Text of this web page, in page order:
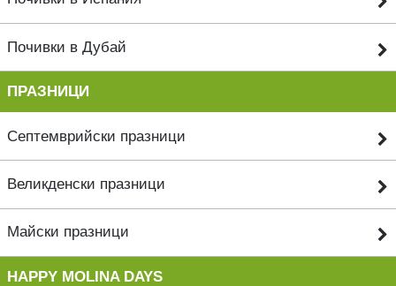
Почивки в Дубай
ПРАЗНИЦИ
Септемврийски празници
Великденски празници
Майски празници
HAPPY MOLINA DAYS